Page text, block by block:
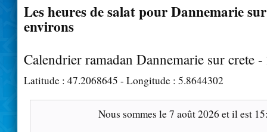
Les heures de salat pour Dannemarie
environs
Calendrier ramadan Dannemarie sur crete
Latitude : 47.2068645 - Longitude : 5.8644302
Nous sommes le7 août 2026 et il est